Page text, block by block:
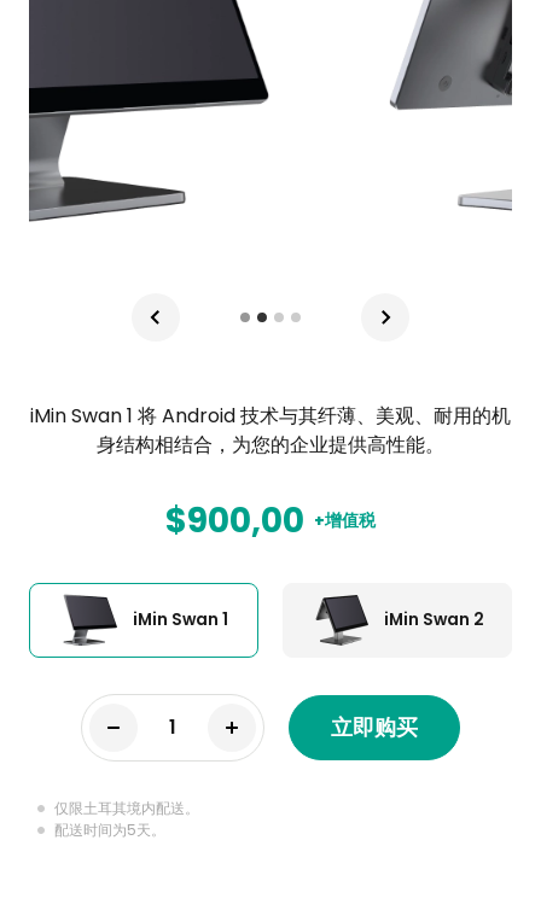
iMin Swan 1 将 Android 技术与其纤薄、美观、耐用的机
身结构相结合，为您的企业提供高性能。
$900,00 +增值税
iMin Swan 1 iMin Swan 2
立即购买
仅限土耳其境内配送。
配送时间为5天。